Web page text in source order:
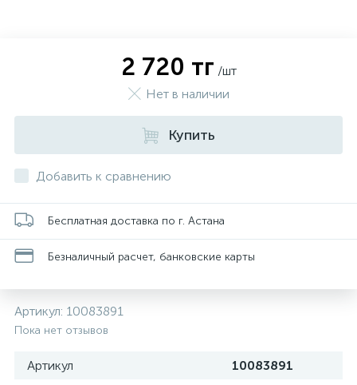
2 720 тг /шт
Нет в наличии
Купить
Добавить к сравнению
Бесплатная доставка по г. Астана
Безналичный расчет, банковские карты
Артикул: 10083891
Пока нет отзывов
Артикул
10083891